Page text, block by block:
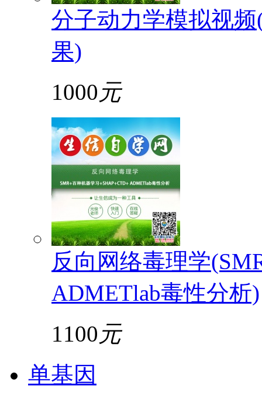
分子动力学模拟视
果)
1000 元
反向网络毒理学
ADMETlab毒性分析)
1100 元
单基因